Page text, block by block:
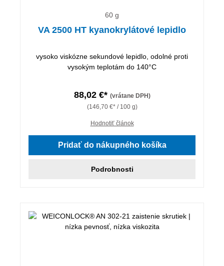
60 g
VA 2500 HT kyanokrylátové lepidlo
vysoko viskózne sekundové lepidlo, odolné proti
vysokým teplotám do 140°C
88,02 €* (vrátane DPH)
(146,70 €* / 100 g)
Hodnotiť článok
Pridať do nákupného košíka
Podrobnosti